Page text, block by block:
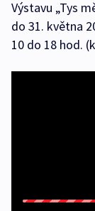
Výstavu „Tys
do 31. května
10 do 18 hod.